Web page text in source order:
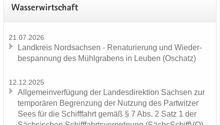
Was­ser­wirt­schaft
21.07.2026
Land­kreis Nord­sach­sen - Re­na­tu­rie­rung und Wie­der­
be­span­nung des Mühl­gra­bens in Leu­ben (Oschatz)
12.12.2025
All­ge­mein­ver­fü­gung der Lan­des­di­rek­ti­on Sach­sen zur
tem­po­rä­ren Be­gren­zung der Nut­zung des Part­wit­zer
Sees für die Schiff­fahrt gemäß § 7 Abs. 2 Satz 1 der